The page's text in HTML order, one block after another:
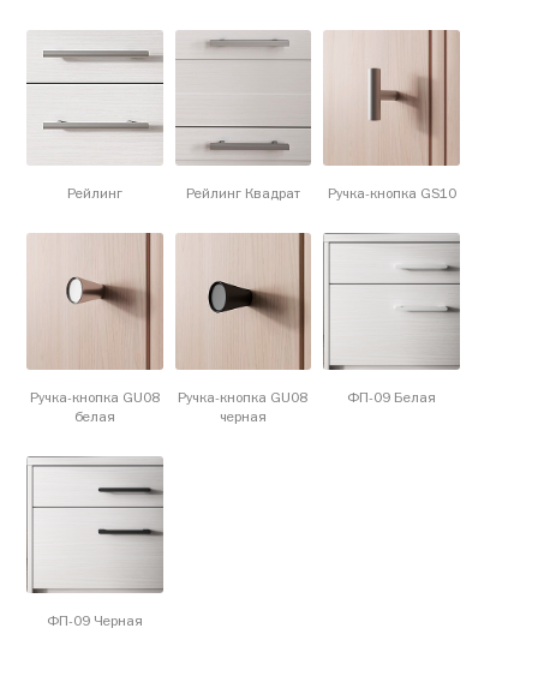
Рейлинг Рейлинг Квадрат Ручка-кнопка GS10
Ручка-кнопка GU08
белая
Ручка-кнопка GU08
черная
ФП-09 Белая
ФП-09 Черная